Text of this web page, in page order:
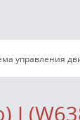
управления
I